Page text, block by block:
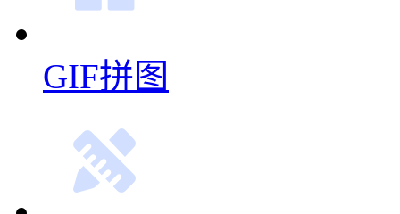
GIF拼图